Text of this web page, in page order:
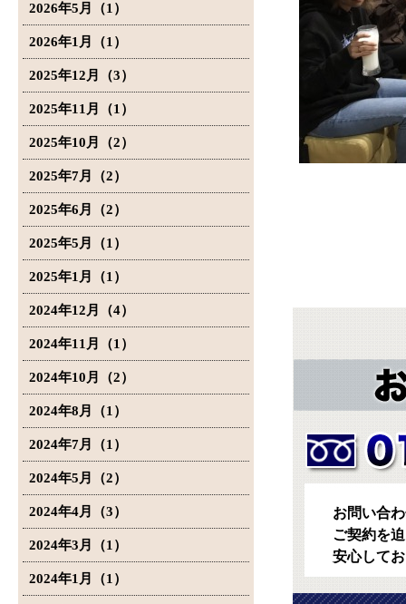
2026年5月（1）
2026年1月（1）
2025年12月（3）
2025年11月（1）
2025年10月（2）
2025年7月（2）
2025年6月（2）
2025年5月（1）
2025年1月（1）
2024年12月（4）
2024年11月（1）
2024年10月（2）
2024年8月（1）
2024年7月（1）
2024年5月（2）
2024年4月（3）
2024年3月（1）
2024年1月（1）
お問い合
ご契約を
安心して